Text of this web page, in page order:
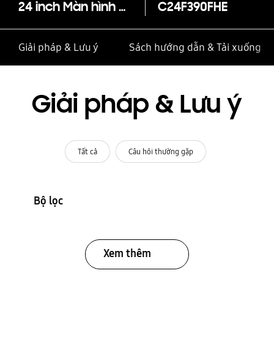
24 inch Màn hình cong CF39 FHD C24F390FHE
Giải pháp & Lưu ý Sách hướng dẫn & Tải xuống
Giải pháp & Lưu ý
Tất cả Câu hỏi thường gặp
Bộ lọc
Xem thêm